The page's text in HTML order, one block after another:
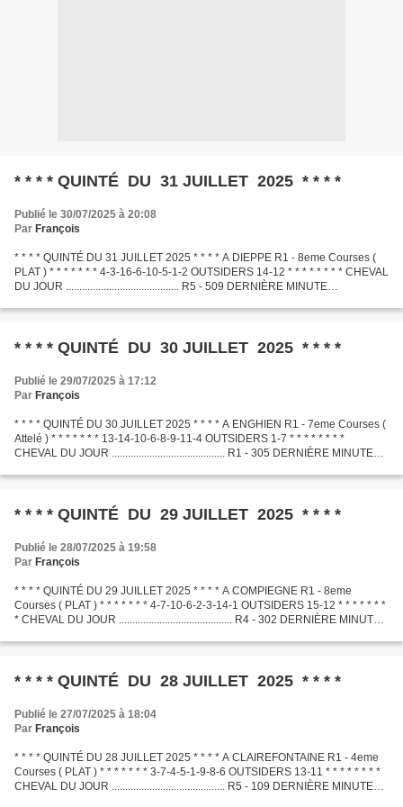
* * * * QUINTÉ DU 31 JUILLET 2025 * * * *
Publié le 30/07/2025 à 20:08
Par François
* * * * QUINTÉ DU 31 JUILLET 2025 * * * * A DIEPPE R1 - 8eme Courses (
PLAT ) * * * * * * * 4-3-16-6-10-5-1-2 OUTSIDERS 14-12 * * * * * * * * CHEVAL
DU JOUR .......................................... R5 - 509 DERNIÈRE MINUTE
* * * * QUINTÉ DU 30 JUILLET 2025 * * * *
Publié le 29/07/2025 à 17:12
Par François
* * * * QUINTÉ DU 30 JUILLET 2025 * * * * A ENGHIEN R1 - 7eme Courses (
Attelé ) * * * * * * * 13-14-10-6-8-9-11-4 OUTSIDERS 1-7 * * * * * * * *
CHEVAL DU JOUR .......................................... R1 - 305 DERNIÈRE MINUTE
* * * * QUINTÉ DU 29 JUILLET 2025 * * * *
Publié le 28/07/2025 à 19:58
Par François
* * * * QUINTÉ DU 29 JUILLET 2025 * * * * A COMPIEGNE R1 - 8eme
Courses ( PLAT ) * * * * * * * 4-7-10-6-2-3-14-1 OUTSIDERS 15-12 * * * * * * *
* CHEVAL DU JOUR .......................................... R4 - 302 DERNIÈRE MINUTE
* * * * QUINTÉ DU 28 JUILLET 2025 * * * *
Publié le 27/07/2025 à 18:04
Par François
* * * * QUINTÉ DU 28 JUILLET 2025 * * * * A CLAIREFONTAINE R1 - 4eme
Courses ( PLAT ) * * * * * * * 3-7-4-5-1-9-8-6 OUTSIDERS 13-11 * * * * * * * *
CHEVAL DU JOUR .......................................... R5 - 109 DERNIÈRE MINUTE